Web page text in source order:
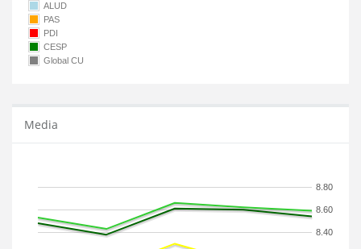
ALUD
PAS
PDI
CESP
Global CU
Media
8.40
8.60
8.80